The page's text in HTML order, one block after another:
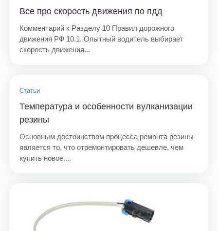
Все про скорость движения по пдд
Комментарий к Разделу 10 Правил дорожного
движения РФ 10.1. Опытный водитель выбирает
скорость движения...
Статьи
Температура и особенности вулканизации
резины
Основным достоинством процесса ремонта резины
является то, что отремонтировать дешевле, чем
купить новое....